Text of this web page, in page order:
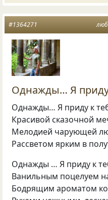
#1364271
Однажды… Я приду
Однажды… Я приду к
Красивой сказочной
Мелодией чарующей
Рассветом ярким в
Однажды … Я приду к
Ванильным поцелуем
Бодрящим ароматом